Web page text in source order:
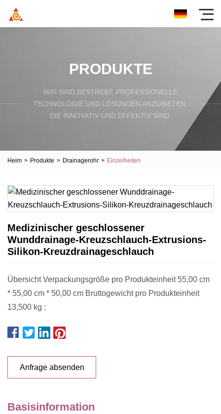
PRODUKTE
WIR SIND BESTREBT, PROFESSIONELLE
TECHNOLOGIE UND LÖSUNGEN ANZUBIETEN,
DIE INNOVATIV UND EFFEKTIV SIND.
Heim > Produkte > Drainagerohr > Einzelheiten
Medizinischer geschlossener
Wunddrainage-Kreuzschlauch-Extrusions-
Silikon-Kreuzdrainageschlauch
Übersicht Verpackungsgröße pro Produkteinheit 55,00 cm
* 55,00 cm * 50,00 cm Bruttogewicht pro Produkteinheit
13,500 kg ;
Anfrage absenden
Basisinformation